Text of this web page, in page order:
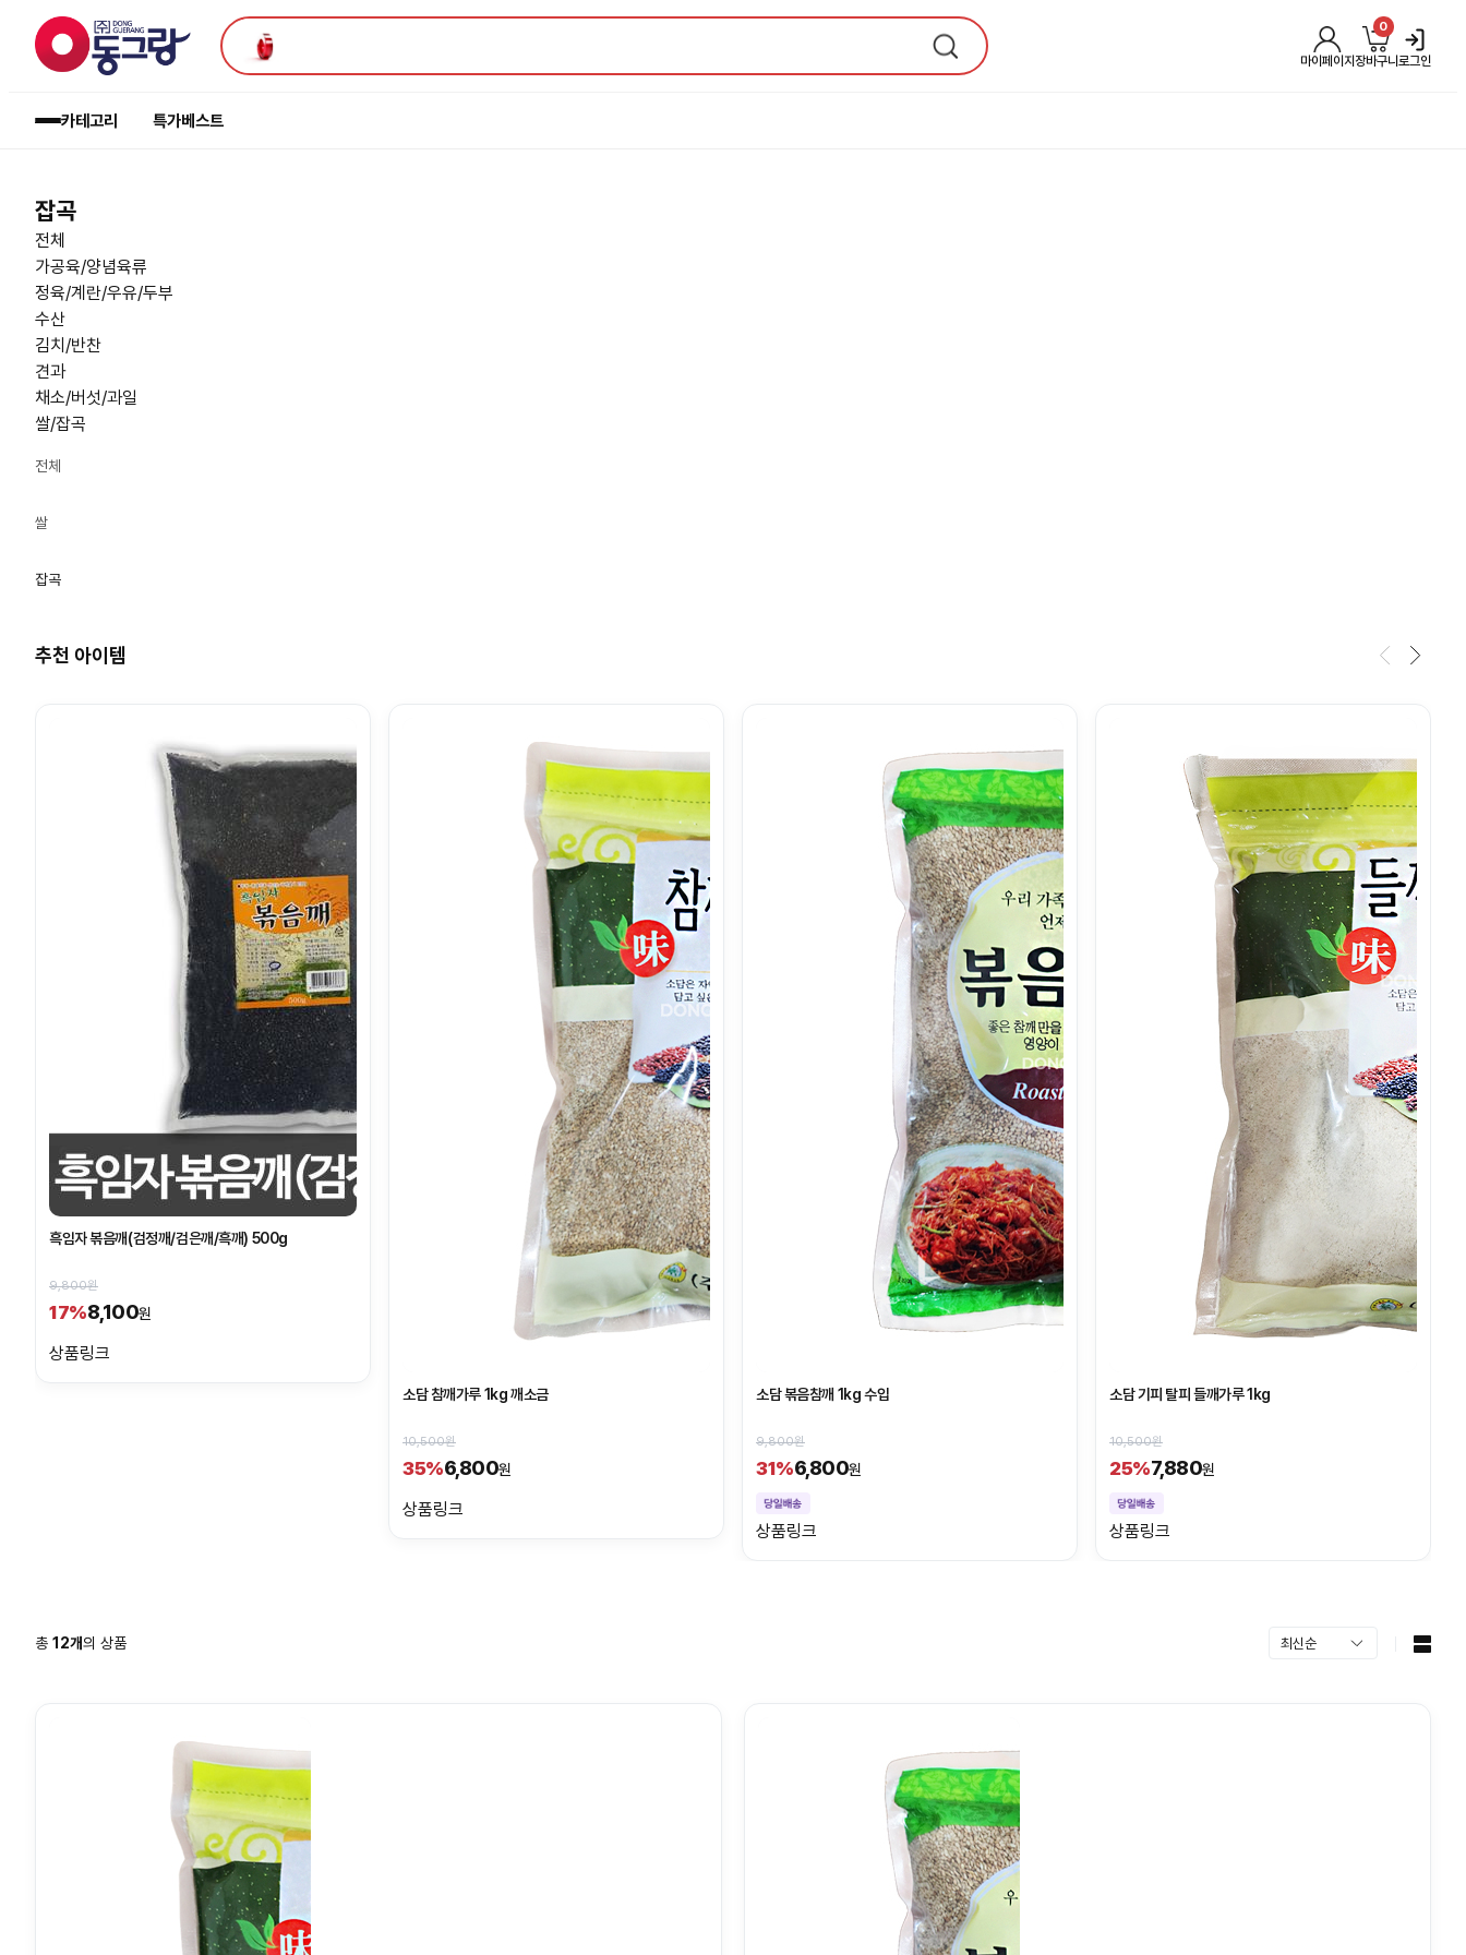
마이페이지장바구니
0
로그인
카테고리 특가베스트
잡곡
전체
가공육/양념육류
정육/계란/우유/두부
수산
김치/반찬
견과
채소/버섯/과일
쌀/잡곡
전체
쌀
잡곡
추천 아이템
흑임자 볶음깨(검정깨/검은깨/흑깨) 500g
9,800원
17%8,100원
상품링크
소담 참깨가루 1kg 깨소금
10,500원
35%6,800원
상품링크
소담 볶음참깨 1kg 수입
9,800원
31%6,800원
상품링크
소담 기피 탈피 들깨가루 1kg
10,500원
25%7,880원
상품링크
총 12개의 상품